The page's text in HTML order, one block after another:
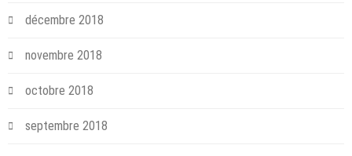
décembre 2018
novembre 2018
octobre 2018
septembre 2018